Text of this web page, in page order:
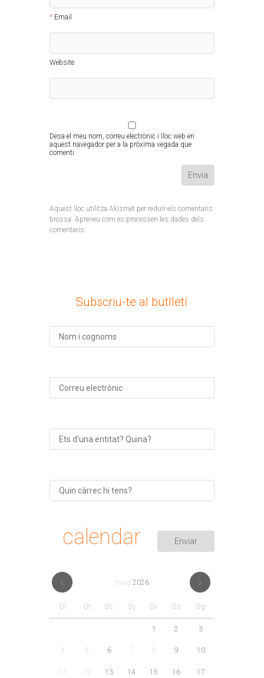
Email
Website
Desa el meu nom, correu electrònic i lloc web en
aquest navegador per a la pròxima vegada que
comenti.
Aquest lloc utilitza Akismet per reduir els comentaris
brossa. Apreneu com es processen les dades dels
comentaris.
Subscriu-te al butlletí
calendar
maig 2026
Dl Dt Dc Dj Dv Ds Dg
1 2 3
4 5 6 7 8 9 10
12 13 14 15 16 17